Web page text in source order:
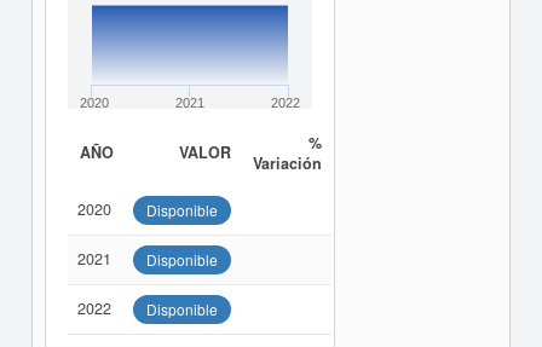
2020 2021 2022
AÑO VALOR
%
Variación
2020 Disponible
2021 Disponible
2022 Disponible